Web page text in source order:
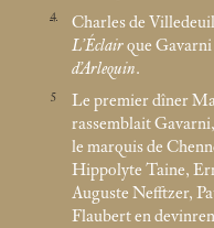
4
Charles de
L’Éclairque
d’Arlequin.
5
Le premier dîner
rassemblait
le marquis de
Hippolyte Taine,
Auguste Nefftzer,
Flaubert en